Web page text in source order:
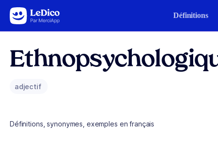
Aller au contenu Définitions
adjectif
Définitions, synonymes, exemples en français